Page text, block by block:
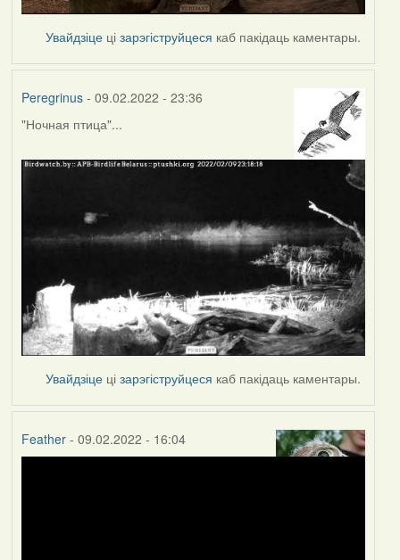
Увайдзіце цізарэгіструйцеся каб пакідаць каментары.
Peregrinus- 09.02.2022 - 23:36
"Ночная птица"...
Увайдзіце цізарэгіструйцеся каб пакідаць каментары.
Feather- 09.02.2022 - 16:04